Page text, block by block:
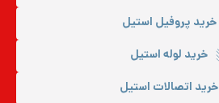
خرید پروفیل استیل
خرید لوله استیل
خرید اتصالات استیل